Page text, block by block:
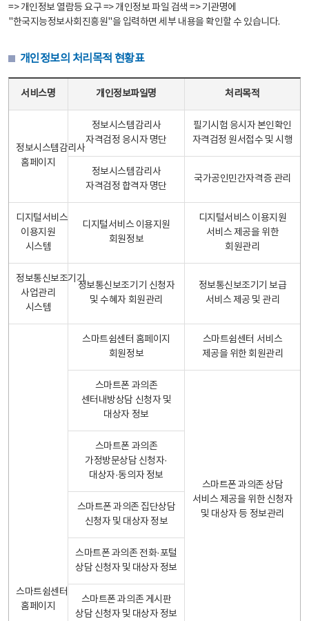
=> 개인정보 열람등 요구 => 개인정보 파일 검색 => 기관명에
"한국지능정보사회진흥원"을 입력하면 세부 내용을 확인할 수 있습니다.
개인정보의 처리목적 현황표
서비스명 개인정보파일명 처리목적
정보시스템감리사
홈페이지
정보시스템감리사
자격검정 응시자 명단
필기시험 응시자 본인확인
자격검정 원서접수 및 시행
정보시스템감리사
자격검정 합격자 명단
국가공인민간자격증 관리
디지털서비스
이용지원
시스템
디지털서비스 이용지원
회원정보
디지털서비스 이용지원
서비스 제공을 위한
회원관리
정보통신보조기기
사업관리
시스템
정보통신보조기기 신청자
및 수혜자 회원관리
정보통신보조기기 보급
서비스 제공 및 관리
스마트쉼센터
홈페이지
스마트쉼센터 홈페이지
회원정보
스마트쉼센터 서비스
제공을 위한 회원관리
스마트폰 과의존
센터내방상담 신청자 및
대상자 정보
스마트폰 과의존 상담
서비스 제공을 위한 신청자
및 대상자 등 정보관리
스마트폰 과의존
가정방문상담 신청자·
대상자·동의자 정보
스마트폰 과의존 집단상담
신청자 및 대상자 정보
스마트폰 과의존 전화·포털
상담 신청자 및 대상자 정보
스마트폰 과의존 게시판
상담 신청자 및 대상자 정보